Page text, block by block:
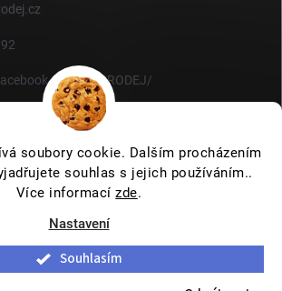
soubory cookie. Dalším procházením
souhlas s jejich používáním..
Více informacízde.
Nastavení
Souhlasím
OKPRODEJ/
nastavení cookies